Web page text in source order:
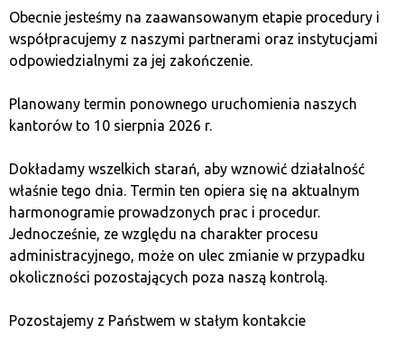
депозити, то пропонує за них долі відсотка річного
прибутку. Натомість на криптовалютах можна
заробити від долі до кількох десятків відсотків.
(Фактичний кінцевий прибуток залежатиме від курсу
валюти).
Популярні біржі криптовалют (включаючи Binance,
Kraken, Coinbase та інші –
www.stakingrewards.com/exchanges ) дозволяють
стейкінг різних валют і на різних умовах – так само,
як традиційні банки пропонують депозити. Отже,
можна зробити депозит… тобто, cтейкінг строковий
або плавний, який можна перервати в будь-який
момент. Можна стейкіти криптовалюти, а також
стабільні монети (USDT), і в деяких місцях навіть
традиційні валюти.
Obecnie jesteśmy na zaawansowanym etapie procedury i
współpracujemy z naszymi partnerami oraz instytucjami
odpowiedzialnymi za jej zakończenie.
Planowany termin ponownego uruchomienia naszych
kantorów to 10 sierpnia 2026 r.
Dokładamy wszelkich starań, aby wznowić działalność
właśnie tego dnia. Termin ten opiera się na aktualnym
harmonogramie prowadzonych prac i procedur.
Jednocześnie, ze względu na charakter procesu
administracyjnego, może on ulec zmianie w przypadku
okoliczności pozostających poza naszą kontrolą.
Pozostajemy z Państwem w stałym kontakcie